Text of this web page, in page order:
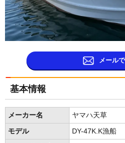
メール
基本情報
メーカー名 ヤマハ天草
モデル DY-47K.K漁船